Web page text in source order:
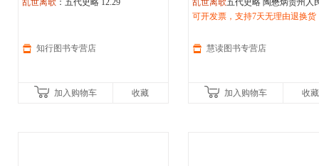
乱世离歌 ：五代史略 12.29
知行图书专营店
加入购物车 收藏
乱世离歌五代史略 陶懋炳贵州人
版社
可开发票，支持7天无理由退换货
慧读图书专营店
加入购物车 收藏